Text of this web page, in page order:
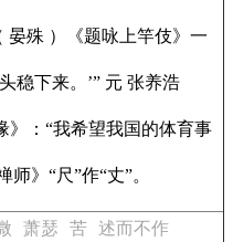
殊 ） 《题咏上竿伎》 一
稳下来。’” 元 张养浩
：“我希望我国的体育事
师》 “尺”作“丈”。
萧瑟 苦 述而不作